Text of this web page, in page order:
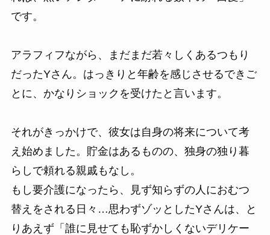
です。
アラフィフながら、まだまだ若々しくあるつもり
だったYさん。はっきりと年齢を感じさせるできご
とに、かなりショックを受けたと言います。
それがきっかけで、彼女は自身の将来について考
え始めました。貯金はあるものの、独身の独り暮
らしで頼れる親戚もなし。
もし要介護になったら、見ず知らずの人におむつ
替えをされる日々…思わずゾッとしたYさんは、と
りあえず「誰に見せても恥ずかしくないデリケー